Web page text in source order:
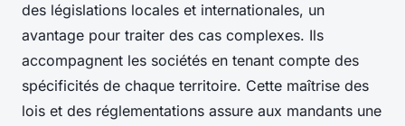
des législations locales et internationales, un
avantage pour traiter des cas complexes. Ils
accompagnent les sociétés en tenant compte des
spécificités de chaque territoire. Cette maîtrise des
lois et des réglementations assure aux mandants une